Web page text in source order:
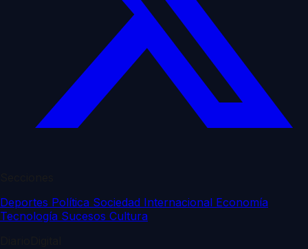
Deportes Política Sociedad Internacional Economía
Tecnología Sucesos Cultura